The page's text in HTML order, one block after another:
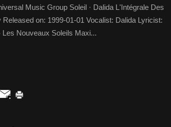
Music Group Soleil · Dalida L'Intégrale Des
on: 1999-01-01 Vocalist: Dalida Lyricist:
Nouveaux Soleils Maxi...